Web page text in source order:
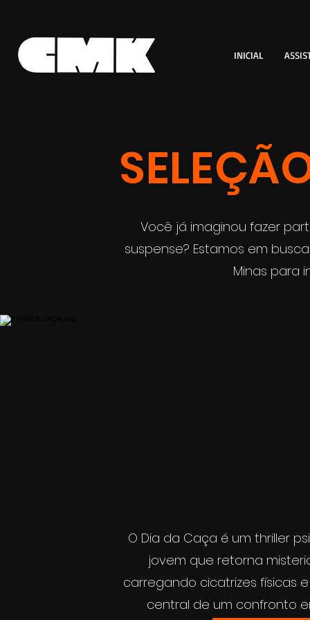
INICIAL
Você já imaginou fazer
suspense? Estamos em
Minas para
O Dia da Caça é um thriller
jovem que retorna
carregando cicatrizes físicas
central de um confronto